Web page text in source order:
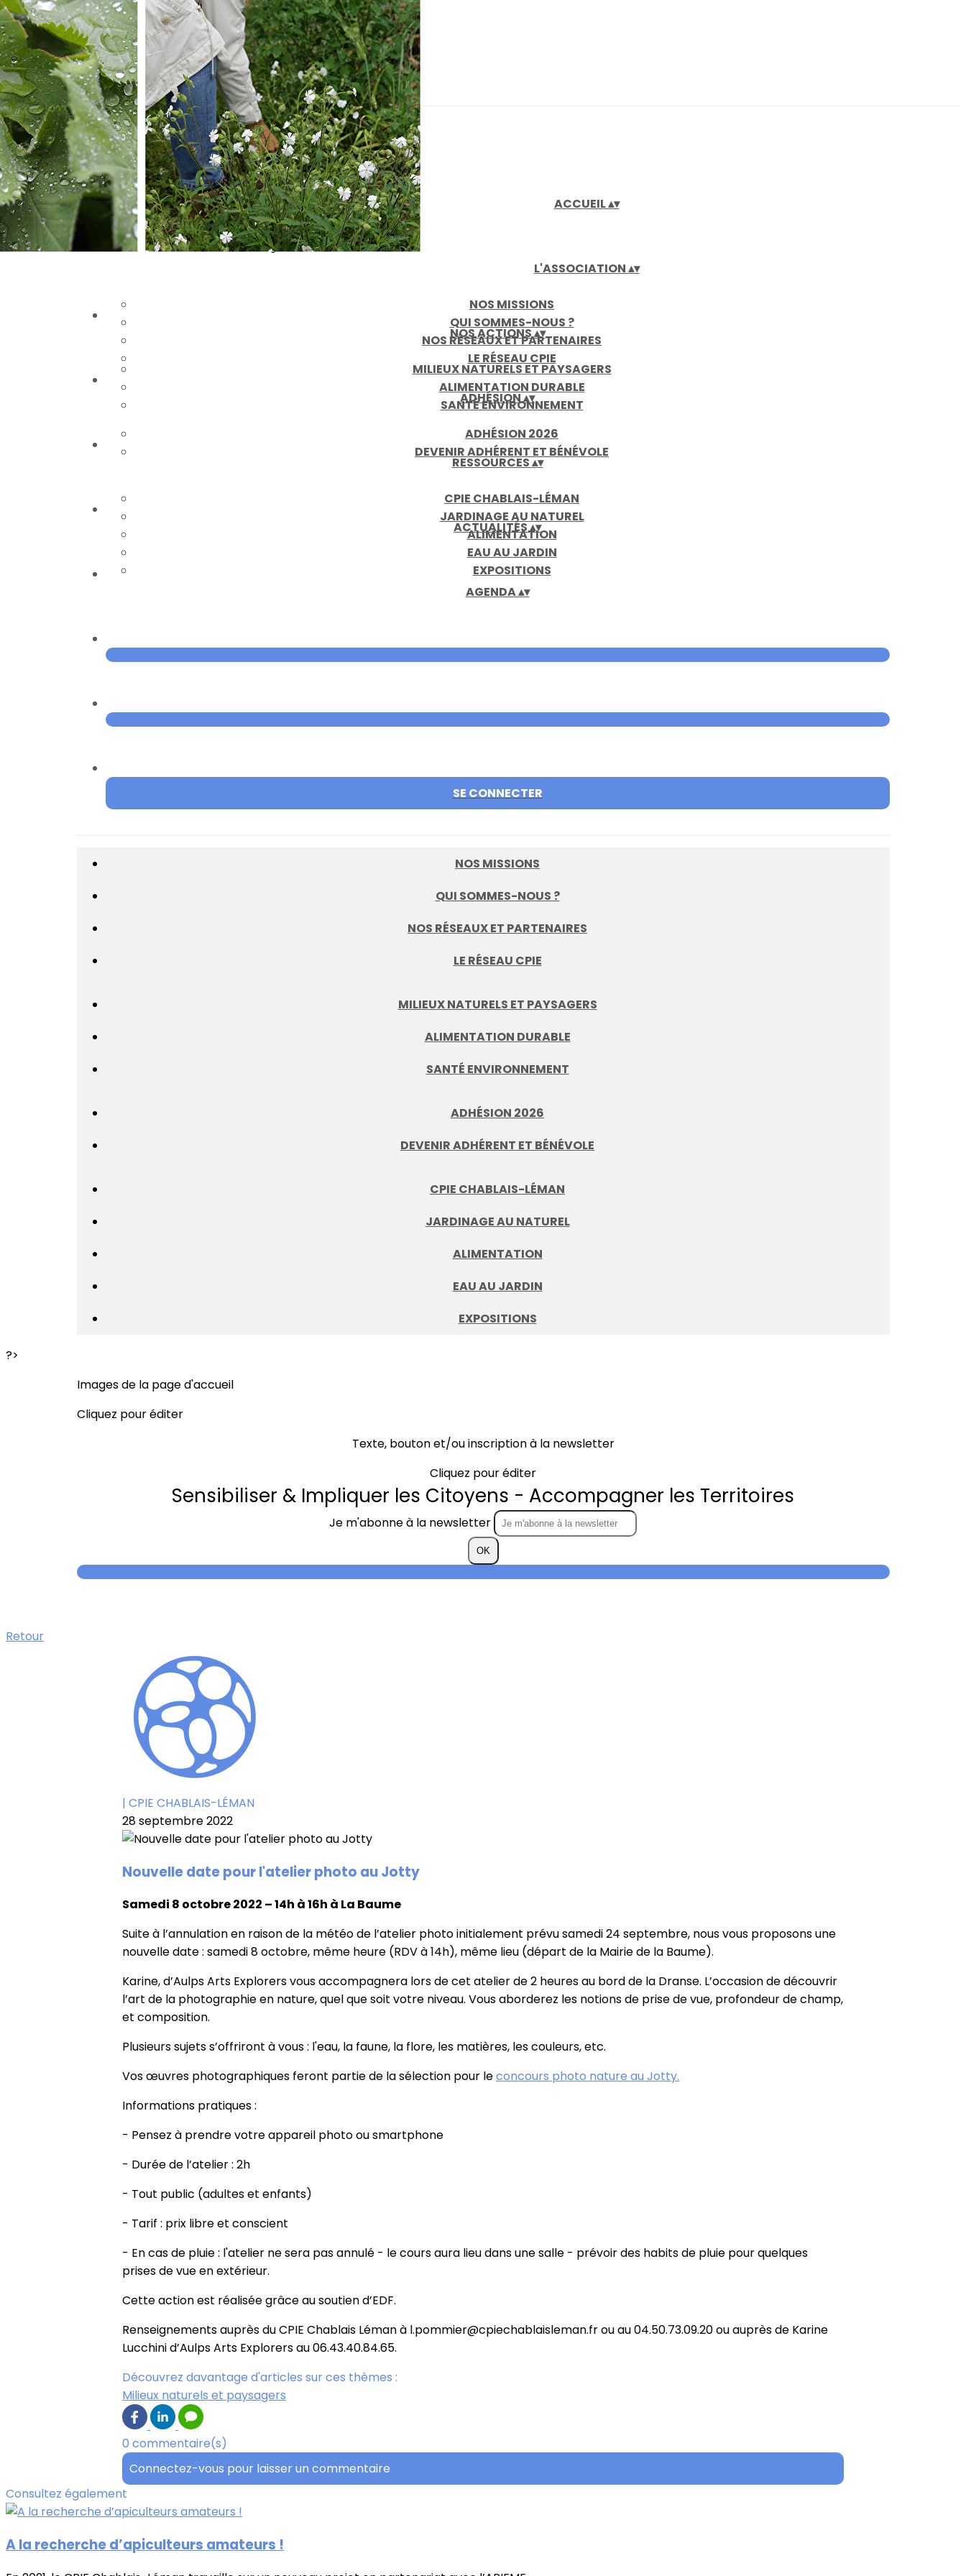
Exporter les lignes sélectionnées
Exporter toutes les colonnes
Exporter uniquement les colonnes affichées
Menu
Ajoutez un logo, un bouton, des réseaux sociaux
Cliquez pour éditer
ACCUEIL▴▾
L'ASSOCIATION▴▾
NOS MISSIONS
QUI SOMMES-NOUS ?
NOS RÉSEAUX ET PARTENAIRES
LE RÉSEAU CPIE
NOS ACTIONS▴▾
MILIEUX NATURELS ET PAYSAGERS
ALIMENTATION DURABLE
SANTÉ ENVIRONNEMENT
ADHÉSION▴▾
ADHÉSION 2026
DEVENIR ADHÉRENT ET BÉNÉVOLE
RESSOURCES▴▾
CPIE CHABLAIS-LÉMAN
JARDINAGE AU NATUREL
ALIMENTATION
EAU AU JARDIN
EXPOSITIONS
ACTUALITÉS▴▾
AGENDA▴▾
SE CONNECTER
NOS MISSIONS
QUI SOMMES-NOUS ?
NOS RÉSEAUX ET PARTENAIRES
LE RÉSEAU CPIE
MILIEUX NATURELS ET PAYSAGERS
ALIMENTATION DURABLE
SANTÉ ENVIRONNEMENT
ADHÉSION 2026
DEVENIR ADHÉRENT ET BÉNÉVOLE
CPIE CHABLAIS-LÉMAN
JARDINAGE AU NATUREL
ALIMENTATION
EAU AU JARDIN
EXPOSITIONS
?>
Images de la page d'accueil
Cliquez pour éditer
Texte, bouton et/ou inscription à la newsletter
Cliquez pour éditer
Sensibiliser & Impliquer les Citoyens - Accompagner les Territoires
Je m'abonne à la newsletter
OK
Retour
| CPIE CHABLAIS-LÉMAN
28 septembre 2022
Nouvelle date pour l'atelier photo au Jotty
Samedi 8 octobre 2022 – 14h à 16h à La Baume
Suite à l’annulation en raison de la météo de l’atelier photo initialement prévu samedi 24 septembre, nous vous proposons une
nouvelle date : samedi 8 octobre, même heure (RDV à 14h), même lieu (départ de la Mairie de la Baume).
Karine, d’Aulps Arts Explorers vous accompagnera lors de cet atelier de 2 heures au bord de la Dranse. L’occasion de découvrir
l’art de la photographie en nature, quel que soit votre niveau. Vous aborderez les notions de prise de vue, profondeur de champ,
et composition.
Plusieurs sujets s’offriront à vous : l'eau, la faune, la flore, les matières, les couleurs, etc.
Vos œuvres photographiques feront partie de la sélection pour leconcours photo nature au Jotty.
Informations pratiques :
- Pensez à prendre votre appareil photo ou smartphone
- Durée de l’atelier : 2h
- Tout public (adultes et enfants)
- Tarif : prix libre et conscient
- En cas de pluie : l'atelier ne sera pas annulé - le cours aura lieu dans une salle - prévoir des habits de pluie pour quelques
prises de vue en extérieur.
Cette action est réalisée grâce au soutien d’EDF.
Renseignements auprès du CPIE Chablais Léman à l.pommier@cpiechablaisleman.fr ou au 04.50.73.09.20 ou auprès de Karine
Lucchini d’Aulps Arts Explorers au 06.43.40.84.65.
Découvrez davantage d'articles sur ces thèmes :
Milieux naturels et paysagers
0 commentaire(s)
Connectez-vous pour laisser un commentaire
Consultez également
A la recherche d’apiculteurs amateurs !